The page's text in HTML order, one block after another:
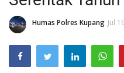
Reskrim
Binkam
Giat Ops
Lantas
Humas Polres Kupang Jul